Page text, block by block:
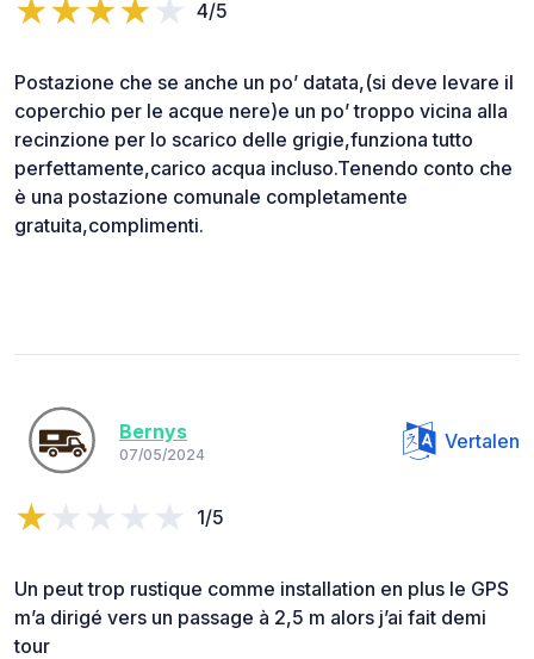
4/5
Postazione che se anche un po’ datata,(si deve levare il
coperchio per le acque nere)e un po’ troppo vicina alla
recinzione per lo scarico delle grigie,funziona tutto
perfettamente,carico acqua incluso.Tenendo conto che
è una postazione comunale completamente
gratuita,complimenti.
Bernys
07/05/2024
Vertalen
1/5
Un peut trop rustique comme installation en plus le GPS
m’a dirigé vers un passage à 2,5 m alors j’ai fait demi
tour